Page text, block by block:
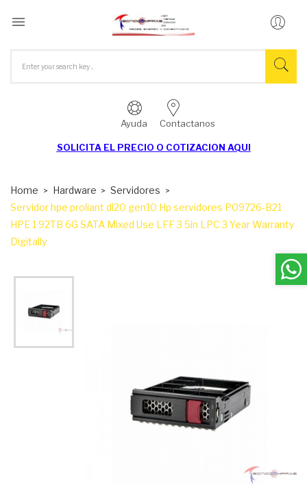

Ayuda Contactanos
SOLICITA EL PRECIO O COTIZACION AQUI
Home Hardware
Servidores
Servidor hpe proliant dl20 gen10 Hp servidores P09726-B21
HPE 1 92TB 6G SATA Mixed Use LFF 3 5in LPC 3 Year Warranty
Digitally